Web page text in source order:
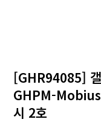
[GHR94085]
GHPM-
시 2호